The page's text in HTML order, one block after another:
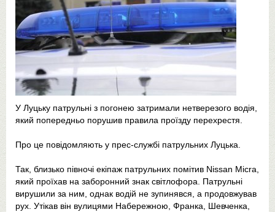
У Луцьку патрульні з погонею затримали нетверезого водія,
який попередньо порушив правила проїзду перехрестя.
Про це повідомляють у прес-службі патрульних Луцька.
Так, близько півночі екіпаж патрульних помітив Nissan Micra,
який проїхав на заборонний знак світлофора. Патрульні
вирушили за ним, однак водій не зупинявся, а продовжував
рух. Утікав він вулицями Набережною, Франка, Шевченка,